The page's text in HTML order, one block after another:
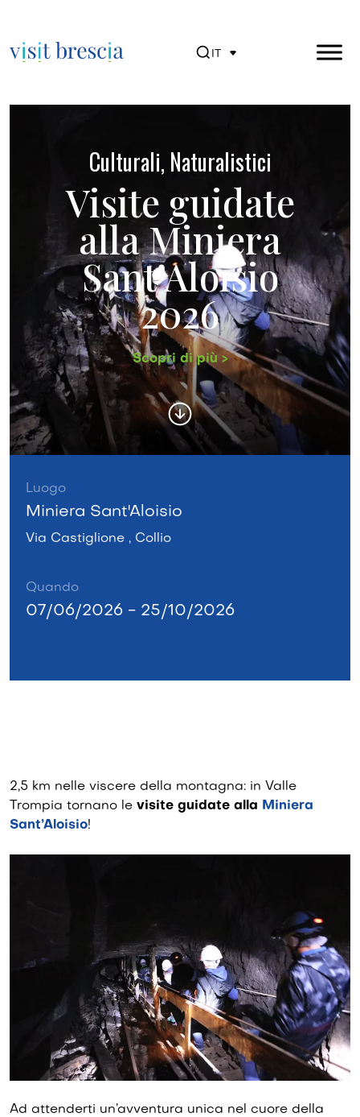
IT
Culturali, Naturalistici
Visite guidate
alla Miniera
Sant’Aloisio
2026
Scopri di più >
Luogo
Miniera Sant'Aloisio
Via Castiglione , Collio
Quando
07/06/2026 - 25/10/2026
2,5 km nelle viscere della montagna: in Valle
Trompia tornano le visite guidate alla Miniera
Sant’Aloisio!
Ad attenderti un’avventura unica nel cuore della